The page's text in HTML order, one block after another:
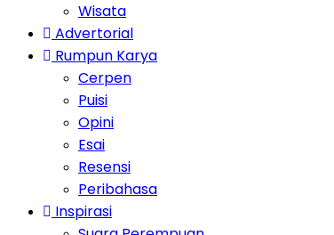
Wisata
Advertorial
Rumpun Karya
Cerpen
Puisi
Opini
Esai
Resensi
Peribahasa
Inspirasi